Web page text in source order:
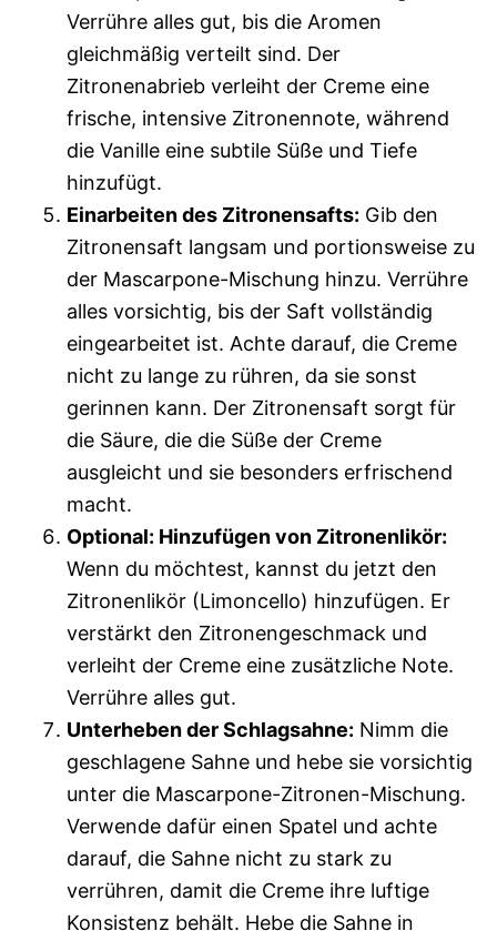
Verrühre alles gut, bis die Aromen
gleichmäßig verteilt sind. Der
Zitronenabrieb verleiht der Creme eine
frische, intensive Zitronennote, während
die Vanille eine subtile Süße und Tiefe
hinzufügt.
Einarbeiten des Zitronensafts: Gib den
Zitronensaft langsam und portionsweise zu
der Mascarpone-Mischung hinzu. Verrühre
alles vorsichtig, bis der Saft vollständig
eingearbeitet ist. Achte darauf, die Creme
nicht zu lange zu rühren, da sie sonst
gerinnen kann. Der Zitronensaft sorgt für
die Säure, die die Süße der Creme
ausgleicht und sie besonders erfrischend
macht.
Optional: Hinzufügen von Zitronenlikör:
Wenn du möchtest, kannst du jetzt den
Zitronenlikör (Limoncello) hinzufügen. Er
verstärkt den Zitronengeschmack und
verleiht der Creme eine zusätzliche Note.
Verrühre alles gut.
Unterheben der Schlagsahne: Nimm die
geschlagene Sahne und hebe sie vorsichtig
unter die Mascarpone-Zitronen-Mischung.
Verwende dafür einen Spatel und achte
darauf, die Sahne nicht zu stark zu
verrühren, damit die Creme ihre luftige
Konsistenz behält. Hebe die Sahne in